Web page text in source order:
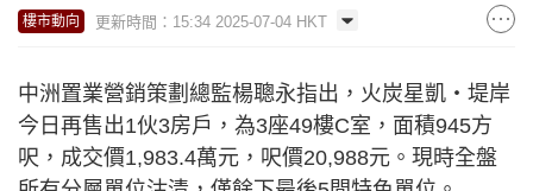
樓市動向 更新時間：15:34 2025-07-04 HKT
中洲置業營銷策劃總監楊聰永指出，火炭星凱‧堤岸
今日再售出1伙3房戶，為3座49樓C室，面積945方
呎，成交價1,983.4萬元，呎價20,988元。現時全盤